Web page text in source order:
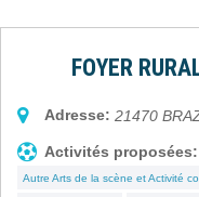
FOYER
Adresse: 21470
Activités proposées:
Autre Arts de la scène et Activité